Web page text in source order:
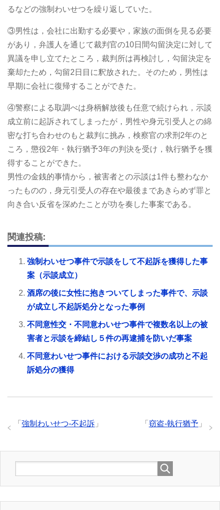
るなどの強制わいせつを繰り返していた。
③男性は，会社に出勤する必要や，家族の面倒を見る必要
があり，弁護人を通じて裁判官の10日間勾留決定に対して
異議を申し立てたところ，裁判所は再検討し，勾留決定を
棄却たため，勾留2日目に釈放された。そのため，男性は
早期に会社に復帰することができた。
④警察による取調べは身柄解放後も任意で続けられ，示談
成立前に起訴されてしまったが，男性や身元引受人との綿
密な打ち合わせのもと裁判に挑み，検察官の求刑2年のと
ころ，懲役2年・執行猶予3年の判決を受け，執行猶予を獲
得することができた。
男性の金銭的事情から，被害者との示談は1件も整わなか
ったものの，身元引受人の存在や最後まであきらめず罪と
向き合い反省を深めたことが功を奏した事案である。
関連投稿:
強制わいせつ事件で示談をして不起訴を獲得した事
案（示談成立）
酒席の後に女性に抱きついてしまった事件で、示談
が成立し不起訴処分となった事例
不同意性交・不同意わいせつ事件で複数名以上の被
害者と示談を締結し５件の再逮捕を防いだ事案
不同意わいせつ事件における示談交渉の成功と不起
訴処分の獲得
「 窃盗-執行猶予 」
「 強制わいせつ-不起訴 」